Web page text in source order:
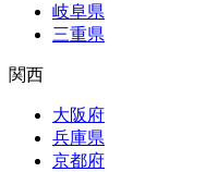
岐阜県
三重県
関西
大阪府
兵庫県
京都府